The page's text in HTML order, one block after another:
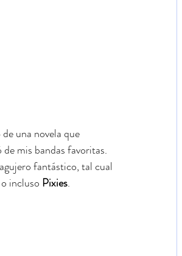
una novela que
mis bandas favoritas.
fantástico, tal cual
o incluso Pixies.